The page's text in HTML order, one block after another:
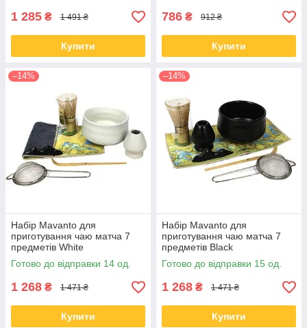
1 285 ₴ 1 491 ₴
Купити
786 ₴ 912 ₴
Купити
–14%
Набір Mavanto для
приготування чаю матча 7
предметів White
Готово до відправки 14 од.
1 268 ₴ 1 471 ₴
Купити
–14%
Набір Mavanto для
приготування чаю матча 7
предметів Black
Готово до відправки 15 од.
1 268 ₴ 1 471 ₴
Купити